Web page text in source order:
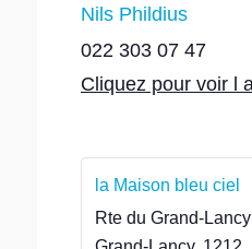
Nils Phildius
022 303 07 47
Cliquez pour voir l
la Maison bleu ciel
Rte du Grand-